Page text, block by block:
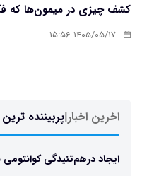
کشف چیزی در میمون‌ها که
۱۴۰۵/۰۵/۱۷ ۱۵:۵۶
اخرین اخبار|پربیننده ترین
ایجاد درهم‌تنیدگی کوانتومی